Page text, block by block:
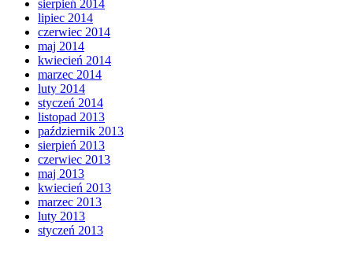
sierpień 2014
lipiec 2014
czerwiec 2014
maj 2014
kwiecień 2014
marzec 2014
luty 2014
styczeń 2014
listopad 2013
październik 2013
sierpień 2013
czerwiec 2013
maj 2013
kwiecień 2013
marzec 2013
luty 2013
styczeń 2013